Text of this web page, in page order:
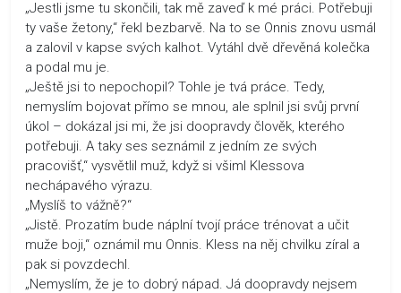
„Jestli jsme tu skončili, tak mě zaveď k mé práci. Potřebuji
ty vaše žetony,“ řekl bezbarvě. Na to se Onnis znovu usmál
a zalovil v kapse svých kalhot. Vytáhl dvě dřevěná kolečka
a podal mu je.
„Ještě jsi to nepochopil? Tohle je tvá práce. Tedy,
nemyslím bojovat přímo se mnou, ale splnil jsi svůj první
úkol – dokázal jsi mi, že jsi doopravdy člověk, kterého
potřebuji. A taky ses seznámil z jedním ze svých
pracovišť,“ vysvětlil muž, když si všiml Klessova
nechápavého výrazu.
„Myslíš to vážně?“
„Jistě. Prozatím bude náplní tvojí práce trénovat a učit
muže boji,“ oznámil mu Onnis. Kless na něj chvilku zíral a
pak si povzdechl.
„Nemyslím, že je to dobrý nápad. Já doopravdy nejsem